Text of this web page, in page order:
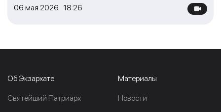
06 мая 2026 18:26
Об Экзархате
Cвятейший Патриарх
Материалы
Новости